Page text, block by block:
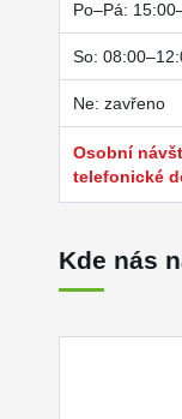
Po–Pá:
So:
Ne: zavřeno
Osobní
telefonické
Kde nás